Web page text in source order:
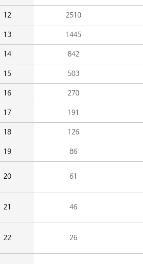
12 2510
13 1445
14 842
15 503
16 270
17 191
18 126
19 86
20 61
21 46
22 26